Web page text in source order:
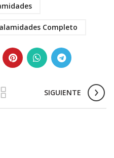
Completo
SIGUIENTE